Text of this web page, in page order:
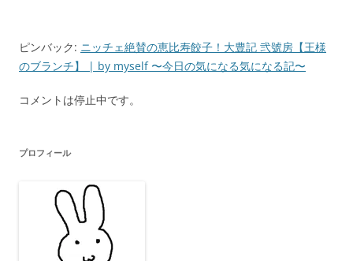
ン
ピンバック: ニッチェ絶賛の恵比寿餃子！大豊記 弐號房【王様
のブランチ】 | by myself 〜今日の気になる気になる記〜
コメントは停止中です。
プロフィール